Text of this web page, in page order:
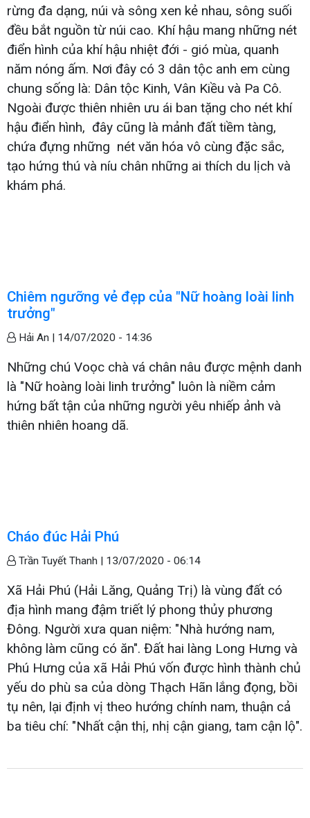
rừng đa dạng, núi và sông xen kẻ nhau, sông suối
đều bắt nguồn từ núi cao. Khí hậu mang những nét
điển hình của khí hậu nhiệt đới - gió mùa, quanh
năm nóng ấm. Nơi đây có 3 dân tộc anh em cùng
chung sống là: Dân tộc Kinh, Vân Kiều và Pa Cô.
Ngoài được thiên nhiên ưu ái ban tặng cho nét khí
hậu điển hình, đây cũng là mảnh đất tiềm tàng,
chứa đựng những nét văn hóa vô cùng đặc sắc,
tạo hứng thú và níu chân những ai thích du lịch và
khám phá.
Chiêm ngưỡng vẻ đẹp của "Nữ hoàng loài linh
trưởng"
Hải An | 14/07/2020 - 14:36
Những chú Voọc chà vá chân nâu được mệnh danh
là "Nữ hoàng loài linh trưởng" luôn là niềm cảm
hứng bất tận của những người yêu nhiếp ảnh và
thiên nhiên hoang dã.
Cháo đúc Hải Phú
Trần Tuyết Thanh | 13/07/2020 - 06:14
Xã Hải Phú (Hải Lăng, Quảng Trị) là vùng đất có
địa hình mang đậm triết lý phong thủy phương
Đông. Người xưa quan niệm: "Nhà hướng nam,
không làm cũng có ăn". Đất hai làng Long Hưng và
Phú Hưng của xã Hải Phú vốn được hình thành chủ
yếu do phù sa của dòng Thạch Hãn lắng đọng, bồi
tụ nên, lại định vị theo hướng chính nam, thuận cả
ba tiêu chí: "Nhất cận thị, nhị cận giang, tam cận lộ".